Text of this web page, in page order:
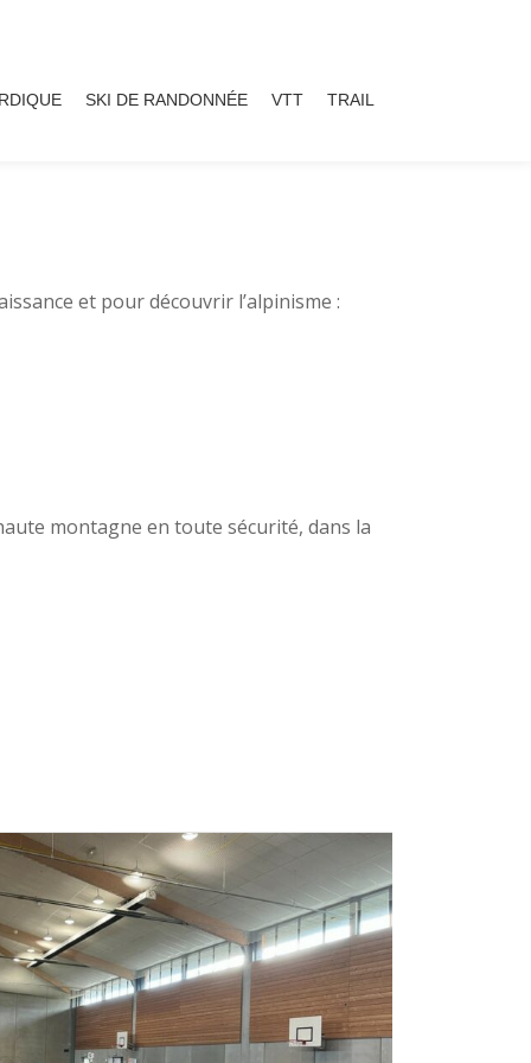
SKI DE RANDONNÉE VTT
TRAIL
et pour découvrir l’alpinisme :
montagne en toute sécurité, dans la